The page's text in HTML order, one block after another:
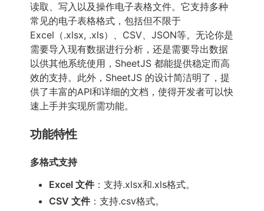
读取、写入以及操作电子表格文件。它支持多种
常见的电子表格格式，包括但不限于
Excel（.xlsx, .xls）、CSV、JSON等。无论你是
需要导入现有数据进行分析，还是需要导出数据
以供其他系统使用，SheetJS 都能提供稳定而高
效的支持。此外，SheetJS 的设计简洁明了，提
供了丰富的API和详细的文档，使得开发者可以快
速上手并实现所需功能。
功能特性
多格式支持
Excel 文件：支持.xlsx和.xls格式。
CSV 文件：支持.csv格式。